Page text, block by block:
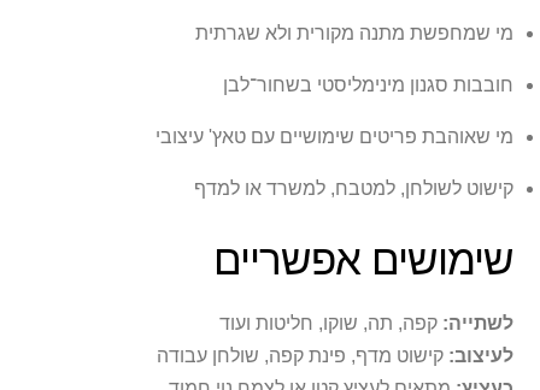
מי שמחפשת מתנה מקורית ולא שגרתית
חובבות סגנון מינימליסטי בשחור־לבן
מי שאוהבת פריטים שימושיים עם טאץ' עיצובי
קישוט לשולחן, למטבח, למשרד או למדף
שימושים אפשריים
לשתייה: קפה, תה, שוקו, חליטות ועוד
לעיצוב: קישוט מדף, פינת קפה, שולחן עבודה